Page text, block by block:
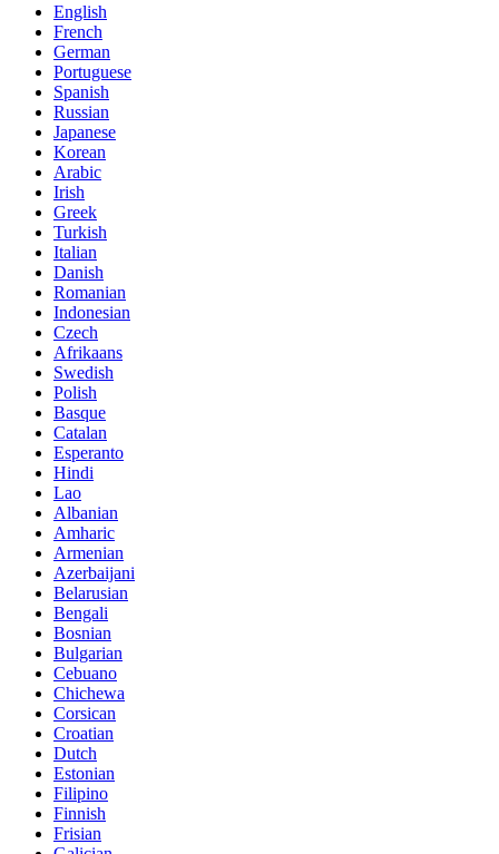
English
French
German
Portuguese
Spanish
Russian
Japanese
Korean
Arabic
Irish
Greek
Turkish
Italian
Danish
Romanian
Indonesian
Czech
Afrikaans
Swedish
Polish
Basque
Catalan
Esperanto
Hindi
Lao
Albanian
Amharic
Armenian
Azerbaijani
Belarusian
Bengali
Bosnian
Bulgarian
Cebuano
Chichewa
Corsican
Croatian
Dutch
Estonian
Filipino
Finnish
Frisian